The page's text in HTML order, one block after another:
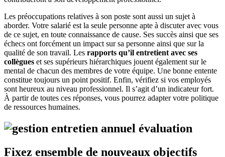
Les préoccupations relatives à son poste sont aussi un sujet à
aborder. Votre salarié est la seule personne apte à discuter avec vous
de ce sujet, en toute connaissance de cause. Ses succès ainsi que ses
échecs ont forcément un impact sur sa personne ainsi que sur la
qualité de son travail. Les rapports qu’il entretient avec ses
collègues et ses supérieurs hiérarchiques jouent également sur le
mental de chacun des membres de votre équipe. Une bonne entente
constitue toujours un point positif. Enfin, vérifiez si vos employés
sont heureux au niveau professionnel. Il s’agit d’un indicateur fort.
À partir de toutes ces réponses, vous pourrez adapter votre politique
de ressources humaines.
Fixez ensemble de nouveaux objectifs